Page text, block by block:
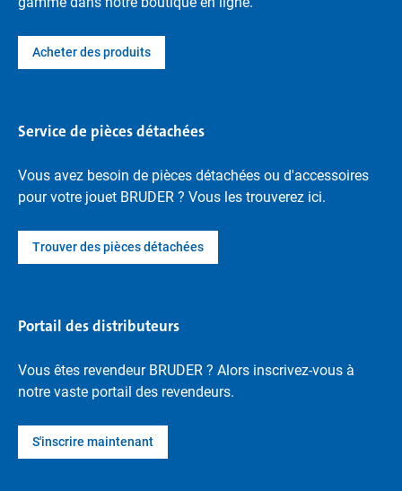
Acheter des produits
Service de pièces détachées
Vous avez besoin de pièces détachées ou d'accessoires
pour votre jouet BRUDER ? Vous les trouverez ici.
Trouver des pièces détachées
Portail des distributeurs
Vous êtes revendeur BRUDER ? Alors inscrivez-vous à
notre vaste portail des revendeurs.
S'inscrire maintenant